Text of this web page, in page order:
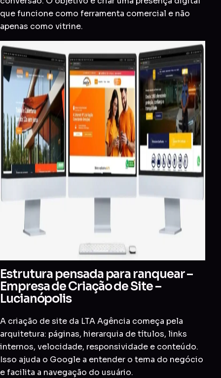
que funcione como ferramenta comercial e não
apenas como vitrine.
Estrutura pensada para ranquear –
Empresa de Criação de Site –
Lucianópolis
A criação de site da LTA Agência começa pela
arquitetura: páginas, hierarquia de títulos, links
internos, velocidade, responsividade e conteúdo.
Isso ajuda o Google a entender o tema do negócio
e facilita a navegação do usuário.